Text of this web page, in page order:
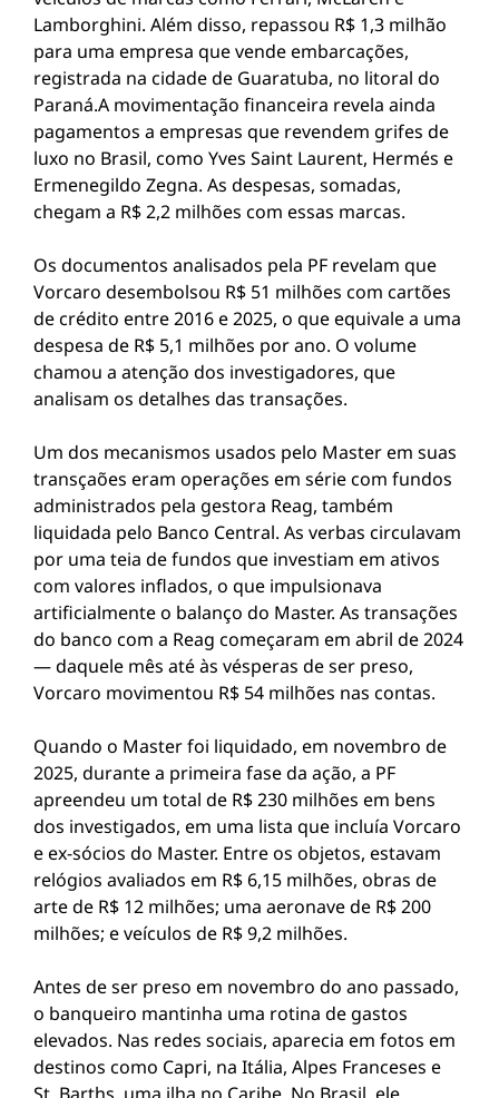
Lamborghini. Além disso, repassou R$ 1,3 milhão
para uma empresa que vende embarcações,
registrada na cidade de Guaratuba, no litoral do
Paraná.A movimentação financeira revela ainda
pagamentos a empresas que revendem grifes de
luxo no Brasil, como Yves Saint Laurent, Hermés e
Ermenegildo Zegna. As despesas, somadas,
chegam a R$ 2,2 milhões com essas marcas.
Os documentos analisados pela PF revelam que
Vorcaro desembolsou R$ 51 milhões com cartões
de crédito entre 2016 e 2025, o que equivale a uma
despesa de R$ 5,1 milhões por ano. O volume
chamou a atenção dos investigadores, que
analisam os detalhes das transações.
Um dos mecanismos usados pelo Master em suas
transçaões eram operações em série com fundos
administrados pela gestora Reag, também
liquidada pelo Banco Central. As verbas circulavam
por uma teia de fundos que investiam em ativos
com valores inflados, o que impulsionava
artificialmente o balanço do Master. As transações
do banco com a Reag começaram em abril de 2024
— daquele mês até às vésperas de ser preso,
Vorcaro movimentou R$ 54 milhões nas contas.
Quando o Master foi liquidado, em novembro de
2025, durante a primeira fase da ação, a PF
apreendeu um total de R$ 230 milhões em bens
dos investigados, em uma lista que incluía Vorcaro
e ex-sócios do Master. Entre os objetos, estavam
relógios avaliados em R$ 6,15 milhões, obras de
arte de R$ 12 milhões; uma aeronave de R$ 200
milhões; e veículos de R$ 9,2 milhões.
Antes de ser preso em novembro do ano passado,
o banqueiro mantinha uma rotina de gastos
elevados. Nas redes sociais, aparecia em fotos em
destinos como Capri, na Itália, Alpes Franceses e